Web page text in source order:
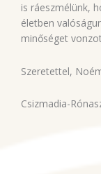
is ráeszmélünk,
életben
minőséget
Szeretettel,
Csizmadia-